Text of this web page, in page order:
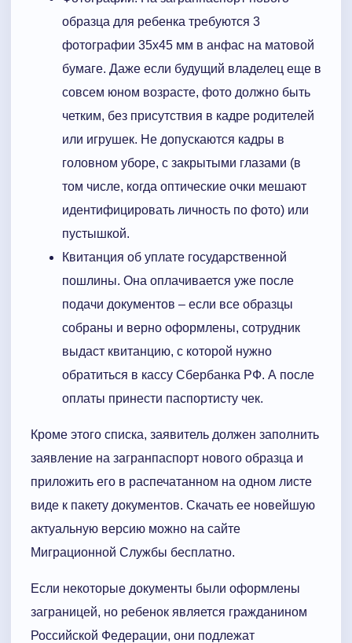
образца для ребенка требуются 3
фотографии 35х45 мм в анфас на матовой
бумаге. Даже если будущий владелец еще в
совсем юном возрасте, фото должно быть
четким, без присутствия в кадре родителей
или игрушек. Не допускаются кадры в
головном уборе, с закрытыми глазами (в
том числе, когда оптические очки мешают
идентифицировать личность по фото) или
пустышкой.
Квитанция об уплате государственной
пошлины. Она оплачивается уже после
подачи документов – если все образцы
собраны и верно оформлены, сотрудник
выдаст квитанцию, с которой нужно
обратиться в кассу Сбербанка РФ. А после
оплаты принести паспортисту чек.
Кроме этого списка, заявитель должен заполнить
заявление на загранпаспорт нового образца и
приложить его в распечатанном на одном листе
виде к пакету документов. Скачать ее новейшую
актуальную версию можно на сайте
Миграционной Службы бесплатно.
Если некоторые документы были оформлены
заграницей, но ребенок является гражданином
Российской Федерации, они подлежат